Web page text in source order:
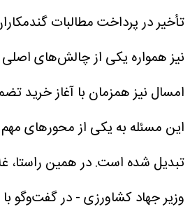
تأخیر در پرداخت مطالبات
نیز همواره یکی از چالش‌های
امسال نیز همزمان با آغاز خرید
این مسئله به یکی از محورهای مهم
تبدیل شده است.در همین راستا،
وزیر جهاد کشاورزی - در گفت‌وگو با